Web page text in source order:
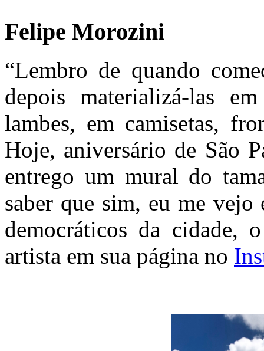
Felipe Morozini
“Lembro de quando
depois materializá-las
lambes, em camisetas,
Hoje, aniversário de São
entrego um mural do
saber que sim, eu me
democráticos da cidade,
artista em sua página no